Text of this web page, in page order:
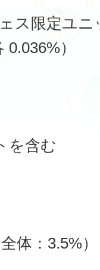
ス限定ユニ
）
を含む
体：3.5%）